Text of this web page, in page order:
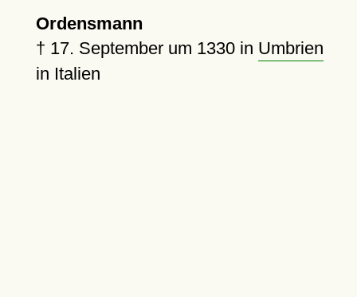
Ordensmann
† 17. September um 1330in Umbrien
in Italien